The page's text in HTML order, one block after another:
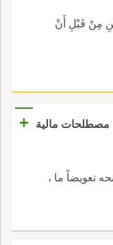
مِنْ قَبْلِ أَنْ
مصطلحات مالية
+
تعويضاً ما ،